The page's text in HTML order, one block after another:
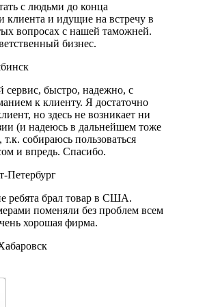
с людьми до конца
и идущие на встречу в
вопросах с нашей таможней.
бизнес.
сервис, быстро, надежно, с
к клиенту. Я достаточно
но здесь не возникает ни
(и надеюсь в дальнейшем тоже
собираюсь пользоваться
и впредь. Спасибо.
Петербург
ребята брал товар в США.
поменяли без проблем всем
хорошая фирма.